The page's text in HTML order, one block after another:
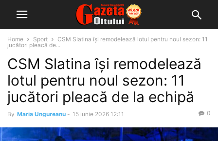
Home Sport
CSM Slatina își remodelează lotul pentru noul sezon: 11
jucători pleacă de...
CSM Slatina își remodelează
lotul pentru noul sezon: 11
jucători pleacă de la echipă
By Maria Ungureanu - 15 iunie 2026 12:11 0